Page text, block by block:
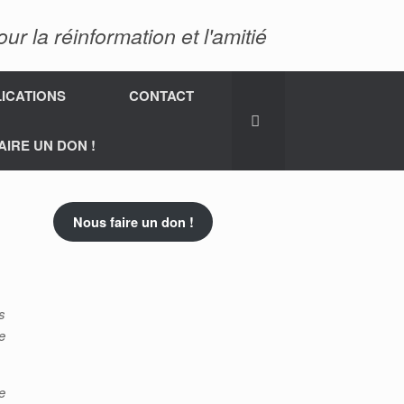
la réinformation et l'amitié
CONTACT
UN DON !
Nous faire un don !